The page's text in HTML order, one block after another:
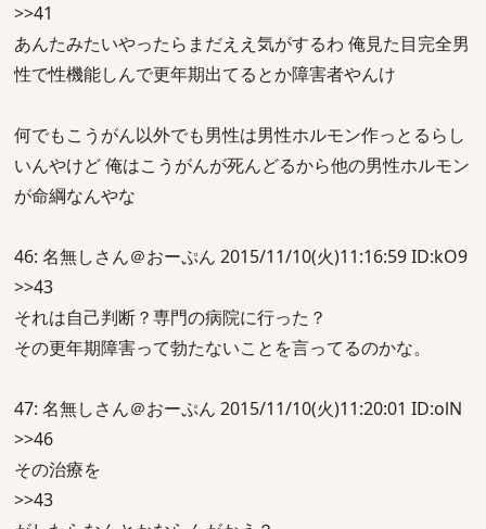
>>41
あんたみたいやったらまだええ気がするわ 俺見た目完全男
性で性機能しんで更年期出てるとか障害者やんけ
何でもこうがん以外でも男性は男性ホルモン作っとるらし
いんやけど 俺はこうがんが死んどるから他の男性ホルモン
が命綱なんやな
46: 名無しさん＠おーぷん 2015/11/10(火)11:16:59 ID:kO9
>>43
それは自己判断？専門の病院に行った？
その更年期障害って勃たないことを言ってるのかな。
47: 名無しさん＠おーぷん 2015/11/10(火)11:20:01 ID:olN
>>46
その治療を
>>43